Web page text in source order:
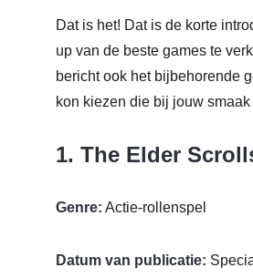
Dat is het! Dat is de korte
up van de beste games te
bericht ook het bijbehorende
kon kiezen die bij jouw smaak
1. The Elder
Genre: Actie-rollenspel
Datum van publicatie: